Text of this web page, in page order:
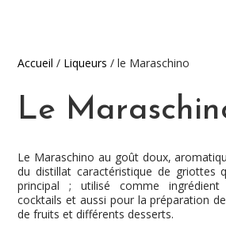
Accueil / Liqueurs / le Maraschino
Le
Le Maraschino au goût doux,
du distillat caractéristique de griottes
principal ; utilisé comme
cocktails et aussi pour la préparation
de fruits et différents desserts.